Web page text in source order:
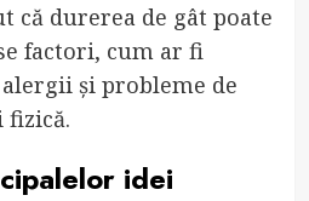
că durerea de gât poate
factori, cum ar fi
și probleme de
fizică.
idei